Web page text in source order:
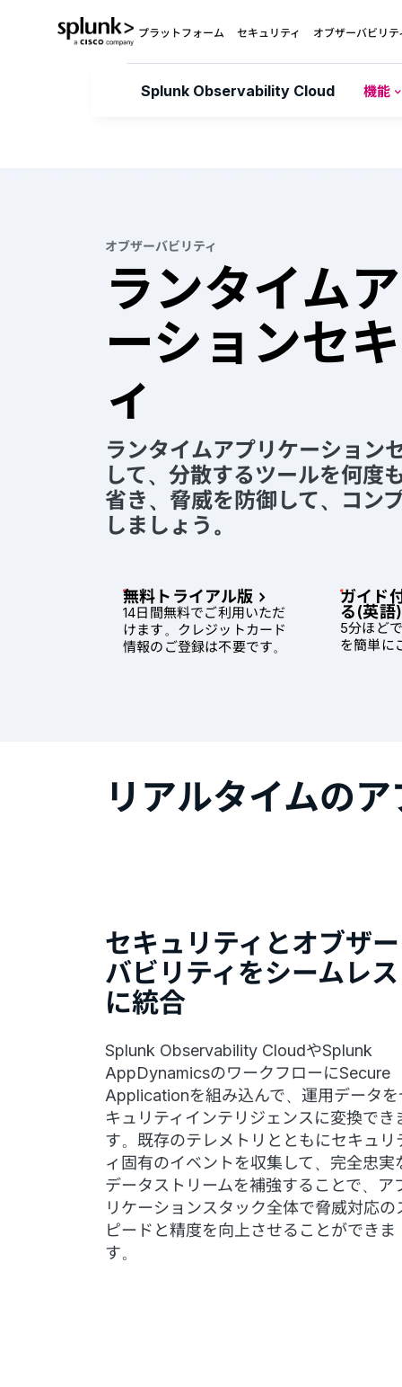
プラットフォーム セキュリティ オブザーバビリテ
Splunk Observability Cloud 機能
オブザーバビリティ
ランタイム
ーションセ
ィ
ランタイムアプリケーション
して、分散するツールを何度
省き、脅威を防御して、コン
しましょう。
無料トライアル版
14日間無料でご利用いただ
けます。クレジットカード
情報のご登録は不要です。
ガイド
る(英語)
5分ほど
を簡単に
リアルタイムの
セキュリティとオブザー
バビリティをシームレス
に統合
Splunk Observability CloudやSplunk
AppDynamicsのワークフローにSecure
Applicationを組み込んで、運用データを
キュリティインテリジェンスに変換でき
す。既存のテレメトリとともにセキュリ
ィ固有のイベントを収集して、完全忠実
データストリームを補強することで、ア
リケーションスタック全体で脅威対応の
ピードと精度を向上させることができま
す。